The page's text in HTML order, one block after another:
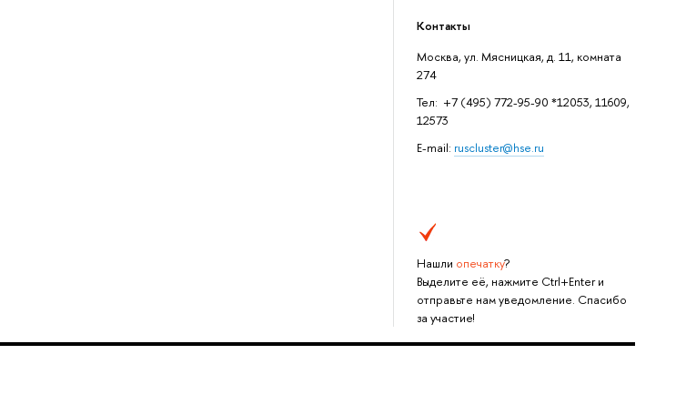
Контакты
Москва, ул. Мясницкая, д. 11, комната
274
Тел: +7 (495) 772-95-90 *12053, 11609,
12573
E-mail: ruscluster@hse.ru
Нашли опечатку?
Выделите её, нажмите Ctrl+Enter и
отправьте нам уведомление. Спасибо
за участие!